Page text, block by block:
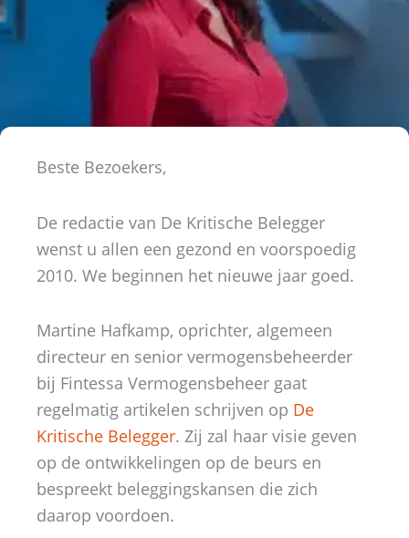
Beste Bezoekers,
De redactie van De Kritische Belegger
wenst u allen een gezond en voorspoedig
2010. We beginnen het nieuwe jaar goed.
Martine Hafkamp, oprichter, algemeen
directeur en senior vermogensbeheerder
bij Fintessa Vermogensbeheer gaat
regelmatig artikelen schrijven op De
Kritische Belegger. Zij zal haar visie geven
op de ontwikkelingen op de beurs en
bespreekt beleggingskansen die zich
daarop voordoen.